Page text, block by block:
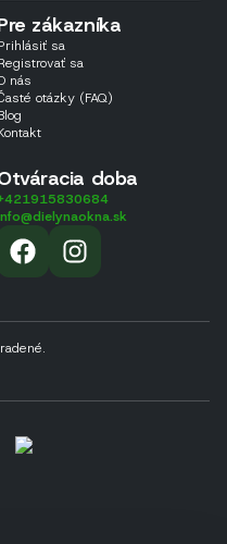
zákazníka
sa
sa
nás
otázky (FAQ)
doba